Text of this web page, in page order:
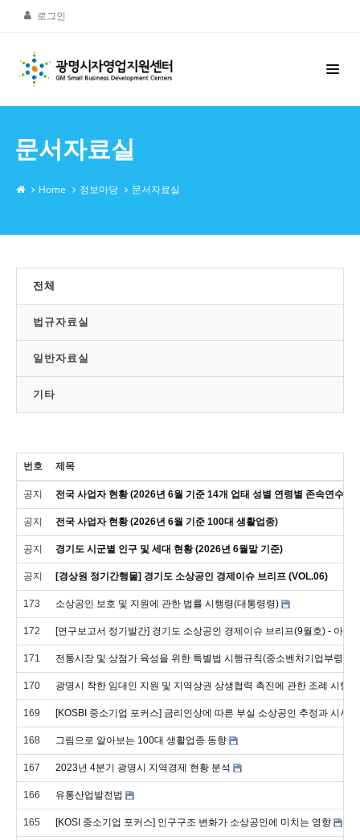
로그인
문서자료실
Home 정보마당 문서자료실
전체
법규자료실
일반자료실
기타
번호 제목
공지 전국 사업자 현황 (2026년 6월 기준 14개 업태 성별 연령별 존속연수별)
공지 전국 사업자 현황 (2026년 6월 기준 100대 생활업종)
공지 경기도 시군별 인구 및 세대 현황 (2026년 6월말 기준)
공지 [경상원 정기간행물] 경기도 소상공인 경제이슈 브리프 (VOL.06)
173 소상공인 보호 및 지원에 관한 법률 시행령(대통령령)
172 [연구보고서 정기발간] 경기도 소상공인 경제이슈 브리프(9월호) - 아주
171 전통시장 및 상점가 육성을 위한 특별법 시행규칙(중소벤처기업부령)
170 광명시 착한 임대인 지원 및 지역상권 상생협력 촉진에 관한 조례 시행
169 [KOSBI 중소기업 포커스] 금리인상에 따른 부실 소상공인 추정과 시사점
168 그림으로 알아보는 100대 생활업종 동향
167 2023년 4분기 광명시 지역경제 현황 분석
166 유통산업발전법
165 [KOSI 중소기업 포커스] 인구구조 변화가 소상공인에 미치는 영향